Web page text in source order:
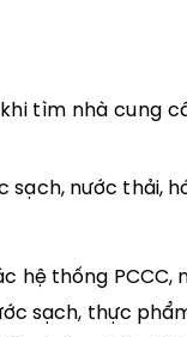
tìm nhà cung
sạch, nước thải,
hệ thống PCCC,
sạch, thực